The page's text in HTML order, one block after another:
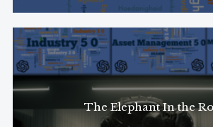
The Elephant In the